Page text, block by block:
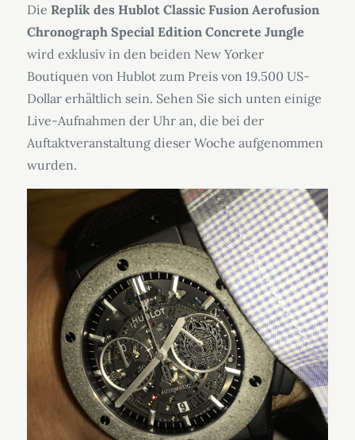
Die Replik des Hublot Classic Fusion Aerofusion
Chronograph Special Edition Concrete Jungle
wird exklusiv in den beiden New Yorker
Boutiquen von Hublot zum Preis von 19.500 US-
Dollar erhältlich sein. Sehen Sie sich unten einige
Live-Aufnahmen der Uhr an, die bei der
Auftaktveranstaltung dieser Woche aufgenommen
wurden.